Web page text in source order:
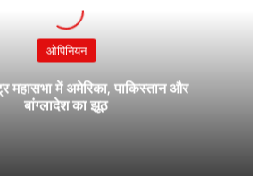
ओपिनियन
महासभा में अमेरिका, पाकिस्तान और
बांग्लादेश का झूठ